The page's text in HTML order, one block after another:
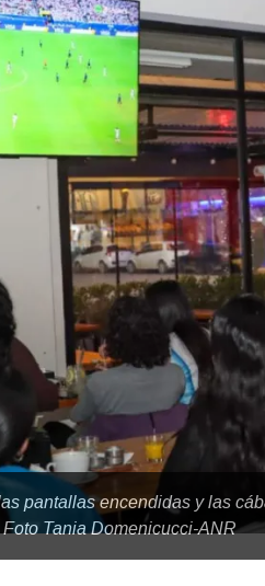
pantallas encendidas y las
Tania Domenicucci-ANR